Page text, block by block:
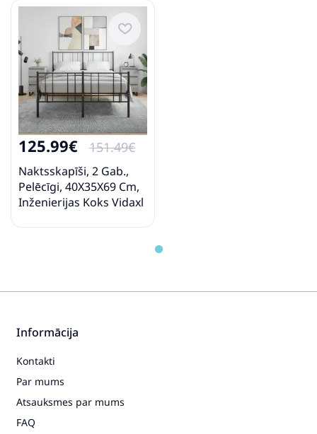
125.99€ 151.49€
Naktsskapīši, 2 Gab.,
Pelēcīgi, 40X35X69 Cm,
Inženierijas Koks Vidaxl
Informācija
Kontakti
Par mums
Atsauksmes par mums
FAQ